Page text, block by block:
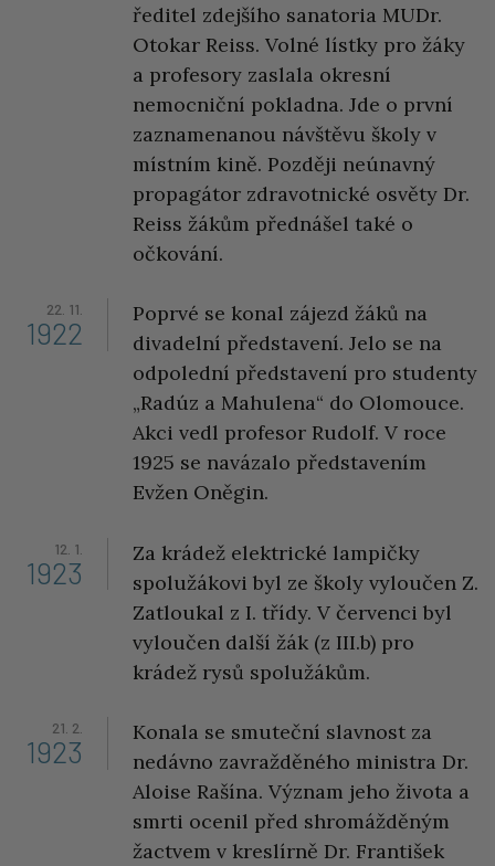
ředitel zdejšího sanatoria MUDr.
Otokar Reiss. Volné lístky pro žáky
a profesory zaslala okresní
nemocniční pokladna. Jde o první
zaznamenanou návštěvu školy v
místním kině. Později neúnavný
propagátor zdravotnické osvěty Dr.
Reiss žákům přednášel také o
očkování.
22. 11.
1922
Poprvé se konal zájezd žáků na
divadelní představení. Jelo se na
odpolední představení pro studenty
„Radúz a Mahulena“ do Olomouce.
Akci vedl profesor Rudolf. V roce
1925 se navázalo představením
Evžen Oněgin.
12. 1.
1923
Za krádež elektrické lampičky
spolužákovi byl ze školy vyloučen Z.
Zatloukal z I. třídy. V červenci byl
vyloučen další žák (z III.b) pro
krádež rysů spolužákům.
21. 2.
1923
Konala se smuteční slavnost za
nedávno zavražděného ministra Dr.
Aloise Rašína. Význam jeho života a
smrti ocenil před shromážděným
žactvem v kreslírně Dr. František